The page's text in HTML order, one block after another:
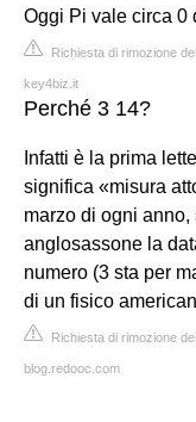
Oggi Pi vale circa 0
Richiesta di rimozione
key4biz.it
Perché 3 14?
Infatti è la prima
significa «misura
marzo di ogni
anglosassone la
numero (3 sta per
di un fisico
Richiesta di rimozione
blog.redooc.com